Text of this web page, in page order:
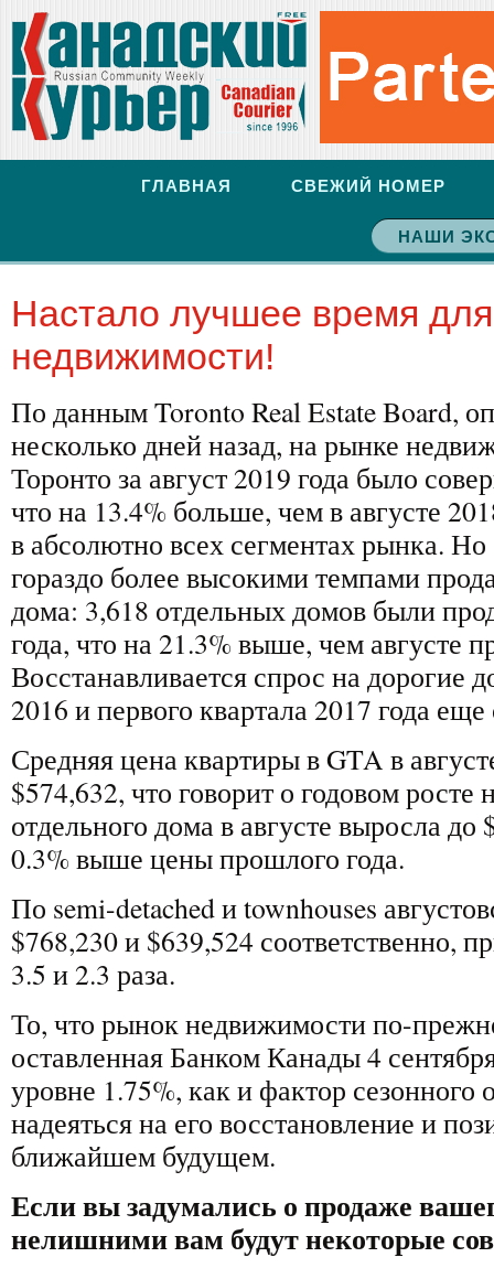
ГЛАВНАЯ СВЕЖИЙ НОМЕР
НАШИ
Настало лучшее время
недвижимости!
По данным Toronto Real Estate Board,
несколько дней назад, на рынке
Торонто за август 2019 года было
что на 13.4% больше, чем в августе
в абсолютно всех сегментах рынка. Но
гораздо более высокими темпами
дома: 3,618 отдельных домов были
года, что на 21.3% выше, чем августе
Восстанавливается спрос на дорогие
2016 и первого квартала 2017 года
Средняя цена квартиры в GTA в
$574,632, что говорит о годовом росте
отдельного дома в августе выросла до
0.3% выше цены прошлого года.
По semi-detached и townhouses
$768,230 и $639,524 соответственно,
3.5 и 2.3 раза.
То, что рынок недвижимости по-
оставленная Банком Канады 4
уровне 1.75%, как и фактор
надеяться на его восстановление и
ближайшем будущем.
Если вы задумались о продаже
нелишними вам будут некоторые